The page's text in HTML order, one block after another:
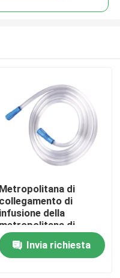
Metropolitana di
collegamento di
infusione della
metropolitana di
aspirazione esterna
PVC non pirogena
Invia richiesta